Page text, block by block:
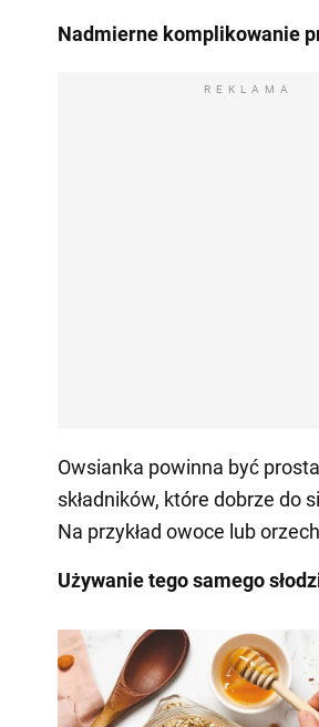
Nadmierne komplikowanie
REKLAMA
Owsianka powinna być
składników, które dobrze do
Na przykład owoce lub
Używanie tego samego